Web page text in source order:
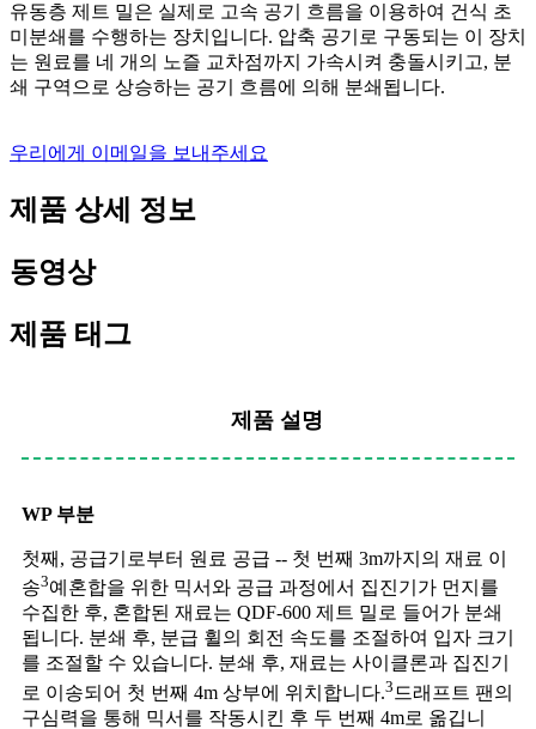
유동층 제트 밀은 실제로 고속 공기 흐름을 이용하여 건식 초
미분쇄를 수행하는 장치입니다. 압축 공기로 구동되는 이 장치
는 원료를 네 개의 노즐 교차점까지 가속시켜 충돌시키고, 분
쇄 구역으로 상승하는 공기 흐름에 의해 분쇄됩니다.
우리에게 이메일을 보내주세요
제품 상세 정보
동영상
제품 태그
제품 설명
WP 부분
첫째, 공급기로부터 원료 공급 -- 첫 번째 3m까지의 재료 이
송3예혼합을 위한 믹서와 공급 과정에서 집진기가 먼지를
수집한 후, 혼합된 재료는 QDF-600 제트 밀로 들어가 분쇄
됩니다. 분쇄 후, 분급 휠의 회전 속도를 조절하여 입자 크기
를 조절할 수 있습니다. 분쇄 후, 재료는 사이클론과 집진기
로 이송되어 첫 번째 4m 상부에 위치합니다.3 드래프트 팬의
구심력을 통해 믹서를 작동시킨 후 두 번째 4m로 옮깁니